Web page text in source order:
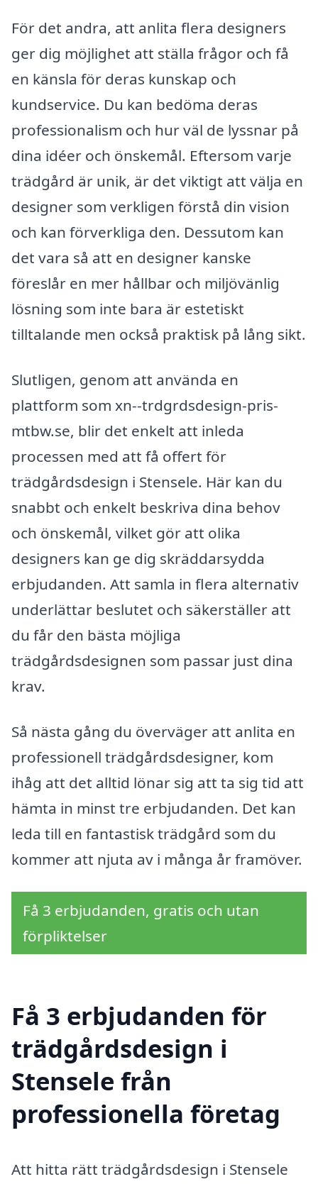
För det andra, att anlita flera designers
ger dig möjlighet att ställa frågor och få
en känsla för deras kunskap och
kundservice. Du kan bedöma deras
professionalism och hur väl de lyssnar på
dina idéer och önskemål. Eftersom varje
trädgård är unik, är det viktigt att välja en
designer som verkligen förstå din vision
och kan förverkliga den. Dessutom kan
det vara så att en designer kanske
föreslår en mer hållbar och miljövänlig
lösning som inte bara är estetiskt
tilltalande men också praktisk på lång sikt.
Slutligen, genom att använda en
plattform som xn--trdgrdsdesign-pris-
mtbw.se, blir det enkelt att inleda
processen med att få offert för
trädgårdsdesign i Stensele. Här kan du
snabbt och enkelt beskriva dina behov
och önskemål, vilket gör att olika
designers kan ge dig skräddarsydda
erbjudanden. Att samla in flera alternativ
underlättar beslutet och säkerställer att
du får den bästa möjliga
trädgårdsdesignen som passar just dina
krav.
Så nästa gång du överväger att anlita en
professionell trädgårdsdesigner, kom
ihåg att det alltid lönar sig att ta sig tid att
hämta in minst tre erbjudanden. Det kan
leda till en fantastisk trädgård som du
kommer att njuta av i många år framöver.
Få 3 erbjudanden, gratis och utan
förpliktelser
Få 3 erbjudanden för
trädgårdsdesign i
Stensele från
professionella företag
Att hitta rätt trädgårdsdesign i Stensele